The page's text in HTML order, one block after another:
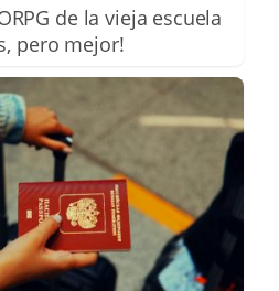
de la vieja escuela
pero mejor!